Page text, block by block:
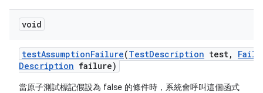
void
testAssumptionFailure(TestDescription test,
Description failure)
當原子測試標記假設為 false 的條件時，系統會呼叫這個函式